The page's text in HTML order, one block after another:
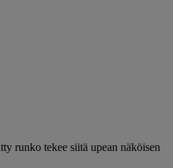
runko tekee siitä upean näköisen